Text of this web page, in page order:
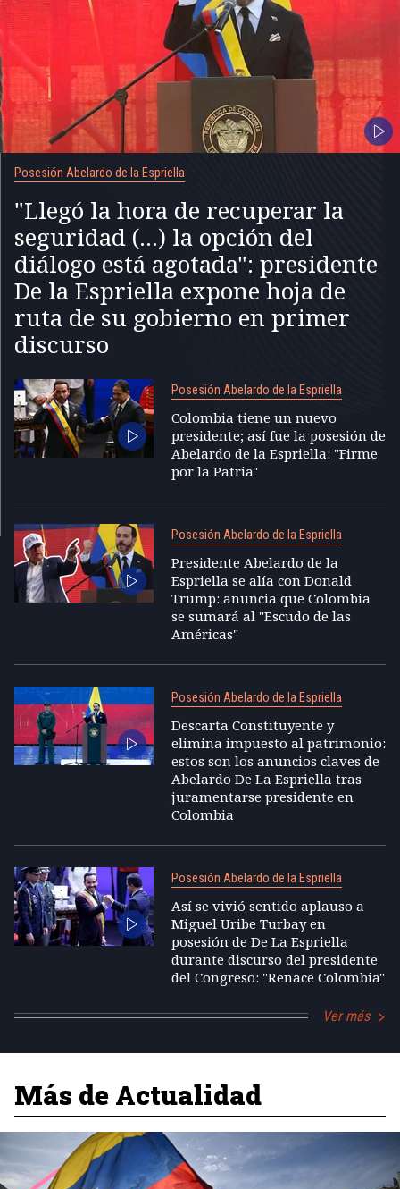
Posesión Abelardo de la Espriella
"Llegó la hora de recuperar la
seguridad (...) la opción del
diálogo está agotada": presidente
De la Espriella expone hoja de
ruta de su gobierno en primer
discurso
Posesión Abelardo de la Espriella
Colombia tiene un nuevo
presidente; así fue la posesión de
Abelardo de la Espriella: "Firme
por la Patria"
Posesión Abelardo de la Espriella
Presidente Abelardo de la
Espriella se alía con Donald
Trump: anuncia que Colombia
se sumará al "Escudo de las
Américas"
Posesión Abelardo de la Espriella
Descarta Constituyente y
elimina impuesto al patrimonio:
estos son los anuncios claves de
Abelardo De La Espriella tras
juramentarse presidente en
Colombia
Posesión Abelardo de la Espriella
Así se vivió sentido aplauso a
Miguel Uribe Turbay en
posesión de De La Espriella
durante discurso del presidente
del Congreso: "Renace Colombia"
Ver más
Más de Actualidad